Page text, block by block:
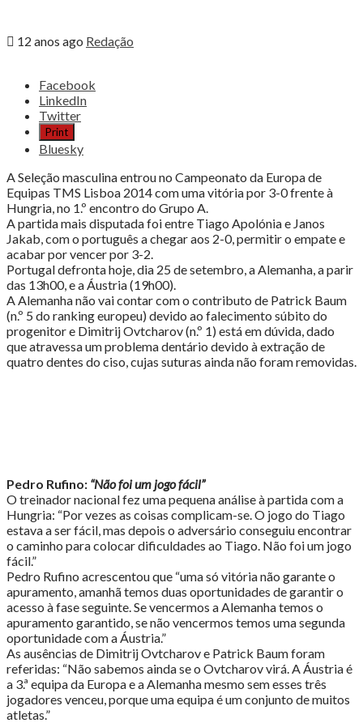
12 anos ago Redação
Share
post
"Ténis
|
Estreia
a
vencer
no
Europeu
de
Lisboa
em
masculinos
e
femininos"
Facebook
LinkedIn
Twitter
Print
Bluesky
A Seleção masculina entrou no Campeonato da Europa de
Equipas TMS Lisboa 2014 com uma vitória por 3-0 frente à
Hungria, no 1.º encontro do Grupo A.
A partida mais disputada foi entre Tiago Apolónia e Janos
Jakab, com o português a chegar aos 2-0, permitir o empate e
acabar por vencer por 3-2.
Portugal defronta hoje, dia 25 de setembro, a Alemanha, a parir
das 13h00, e a Áustria (19h00).
A Alemanha não vai contar com o contributo de Patrick Baum
(n.º 5 do ranking europeu) devido ao falecimento súbito do
progenitor e Dimitrij Ovtcharov (n.º 1) está em dúvida, dado
que atravessa um problema dentário devido à extração de
quatro dentes do ciso, cujas suturas ainda não foram removidas.
Pedro Rufino: “Não foi um jogo fácil”
O treinador nacional fez uma pequena análise à partida com a
Hungria: “Por vezes as coisas complicam-se. O jogo do Tiago
estava a ser fácil, mas depois o adversário conseguiu encontrar
o caminho para colocar dificuldades ao Tiago. Não foi um jogo
fácil.”
Pedro Rufino acrescentou que “uma só vitória não garante o
apuramento, amanhã temos duas oportunidades de garantir o
acesso à fase seguinte. Se vencermos a Alemanha temos o
apuramento garantido, se não vencermos temos uma segunda
oportunidade com a Áustria.”
As ausências de Dimitrij Ovtcharov e Patrick Baum foram
referidas: “Não sabemos ainda se o Ovtcharov virá. A Áustria é
a 3.ª equipa da Europa e a Alemanha mesmo sem esses três
jogadores venceu, porque uma equipa é um conjunto de muitos
atletas.”